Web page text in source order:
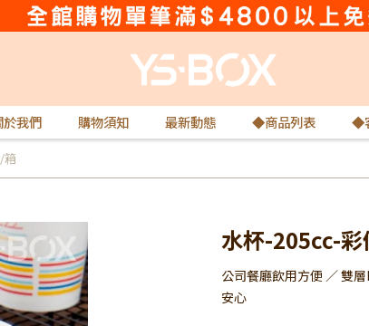
於我們 購物須知 最新動態 ◆商品列表 ◆
箱
水杯-205cc-
公司餐廳飲用方便 ／ 雙
安心